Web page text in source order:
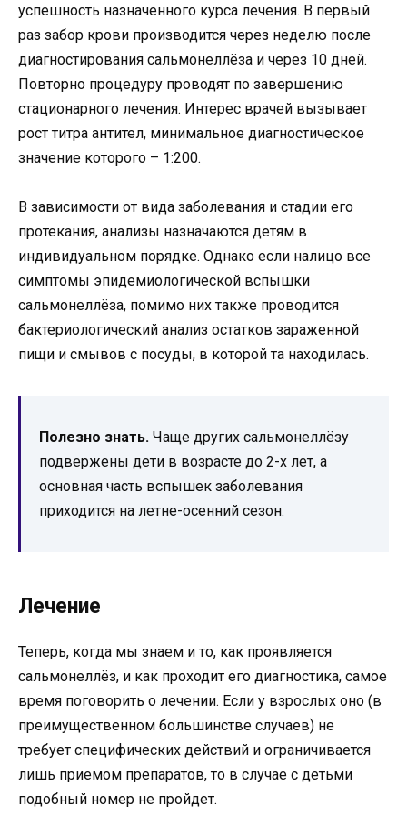
успешность назначенного курса лечения. В первый
раз забор крови производится через неделю после
диагностирования сальмонеллёза и через 10 дней.
Повторно процедуру проводят по завершению
стационарного лечения. Интерес врачей вызывает
рост титра антител, минимальное диагностическое
значение которого – 1:200.
В зависимости от вида заболевания и стадии его
протекания, анализы назначаются детям в
индивидуальном порядке. Однако если налицо все
симптомы эпидемиологической вспышки
сальмонеллёза, помимо них также проводится
бактериологический анализ остатков зараженной
пищи и смывов с посуды, в которой та находилась.
Полезно знать. Чаще других сальмонеллёзу
подвержены дети в возрасте до 2-х лет, а
основная часть вспышек заболевания
приходится на летне-осенний сезон.
Лечение
Теперь, когда мы знаем и то, как проявляется
сальмонеллёз, и как проходит его диагностика, самое
время поговорить о лечении. Если у взрослых оно (в
преимущественном большинстве случаев) не
требует специфических действий и ограничивается
лишь приемом препаратов, то в случае с детьми
подобный номер не пройдет.